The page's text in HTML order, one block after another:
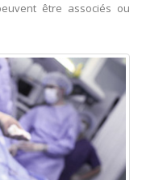
être associés ou